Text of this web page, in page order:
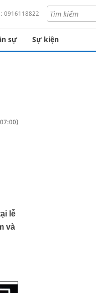
0916118822
sự Sự kiện
lễ
và